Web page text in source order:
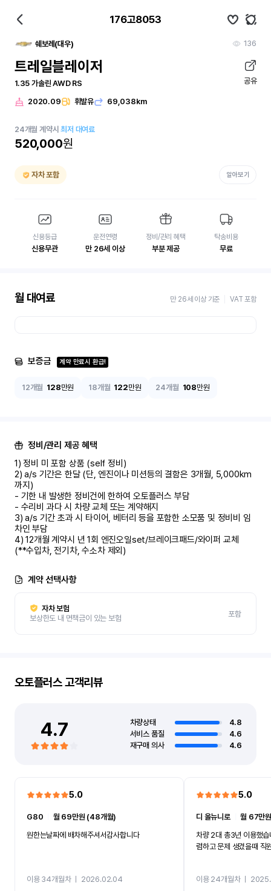
176고8053
쉐보레(대우) 136
트레일블레이저
1.35 가솔린 AWD RS 공유
2020.09 휘발유 69,038km
24개월 계약시최저 대여료
520,000원
자차 포함 알아보기
신용등급
신용무관
운전연령
만 26세 이상
정비/관리 혜택
부분 제공
탁송비용
무료
월 대여료 만 26세 이상 기준 VAT 포함
보증금 계약 만료시 환급!
12개월 128만원 18개월 122만원 24개월 108만원
정비/관리 제공 혜택
1) 정비 미 포함 상품 (self 정비)
2) a/s 기간은 한달 (단, 엔진이나 미션등의 결함은 3개월, 5,000km
까지)
- 기한 내 발생한 정비건에 한하여 오토플러스 부담
- 수리비 과다 시 차량 교체 또는 계약해지
3) a/s 기간 초과 시 타이어, 베터리 등을 포함한 소모품 및 정비비 임
차인 부담
4) 12개월 계약시 년 1회 엔진오일set/브레이크패드/와이퍼 교체
(**수입차, 전기차, 수소차 제외)
계약 선택사항
자차 보험
보상한도 내 면책금이 있는 보험
포함
오토플러스고객리뷰
4.7 차량상태
4.8
서비스 품질
4.6
재구매 의사
4.6
5.0
G80
월 69만원 (48개월)
원한는날짜에 배차해주셔서감사합니다
이용 34개월차ㅣ 2026.02.04
5.0
디 올뉴니로ㅣ월 67만
차량 2대 총3년 이용했
렴하고 문제 생겼을때 직
이용 24개월차ㅣ